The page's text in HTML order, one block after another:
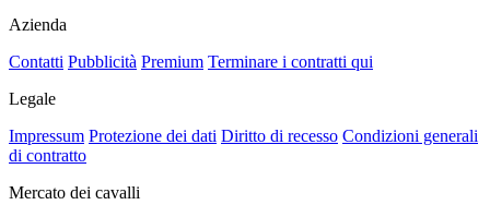
Azienda
Contatti Pubblicità Premium Terminare i contratti qui
Legale
Impressum Protezione dei dati Diritto di recesso Condizioni generali
di contratto
Mercato dei cavalli